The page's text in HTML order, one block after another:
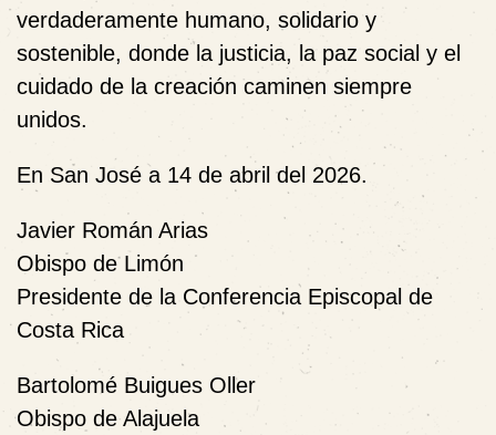
verdaderamente humano, solidario y
sostenible, donde la justicia, la paz social y el
cuidado de la creación caminen siempre
unidos.
En San José a 14 de abril del 2026.
Javier Román Arias
Obispo de Limón
Presidente de la Conferencia Episcopal de
Costa Rica
Bartolomé Buigues Oller
Obispo de Alajuela